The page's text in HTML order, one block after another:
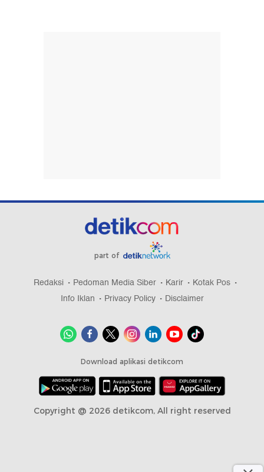
part of
Redaksi Pedoman Media Siber Karir
Kotak Pos
Info Iklan
Privacy Policy Disclaimer
Download aplikasi detikcom
Copyright @ 2026 detikcom, All right reserved